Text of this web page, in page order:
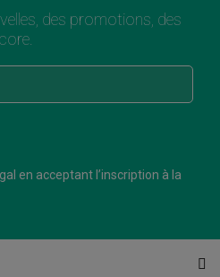
des promotions, des
en acceptant l’inscription à la